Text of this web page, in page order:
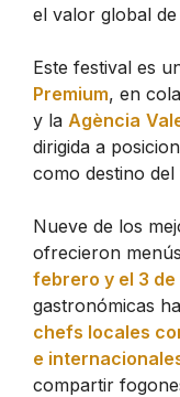
el valor global
Este festival es
Premium, en
y la Agència
dirigida a
como destino
Nueve de los
ofrecieron
febrero y el 3 de
gastronómicas
chefs locales
e
compartir